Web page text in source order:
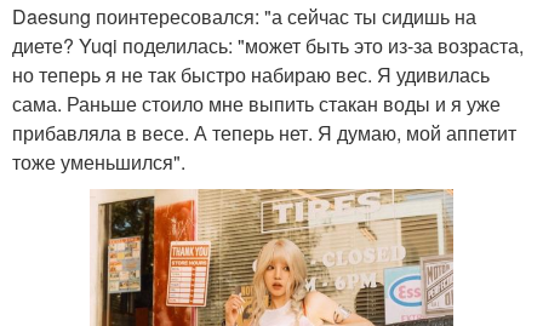
Daesung поинтересовался: "а сейчас ты сидишь на
диете? Yuqi поделилась: "может быть это из-за возраста,
но теперь я не так быстро набираю вес. Я удивилась
сама. Раньше стоило мне выпить стакан воды и я уже
прибавляла в весе. А теперь нет. Я думаю, мой аппетит
тоже уменьшился".